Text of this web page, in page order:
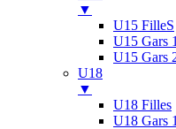
▼
U15 FilleS
U15 Gars 1
U15 Gars
U18
▼
U18 Filles
U18 Gars 1